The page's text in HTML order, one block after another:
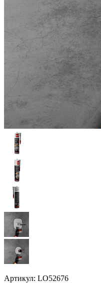
Артикул: LO52676